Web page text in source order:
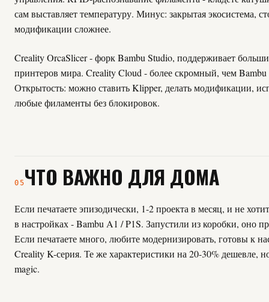
сам выставляет температуру. Минус: закрытая экосистема,
модификации сложнее.
Creality OrcaSlicer - форк Bambu Studio, поддерживает
принтеров мира. Creality Cloud - более скромный, чем Bambu
Открытость: можно ставить Klipper, делать модификации,
любые филаменты без блокировок.
05ЧТО ВАЖНО ДЛЯ ДОМА
Если печатаете эпизодически, 1-2 проекта в месяц, и не
в настройках - Bambu A1 / P1S. Запустили из коробки, оно
Если печатаете много, любите модернизировать, готовы к
Creality K-серия. Те же характеристики на 20-30% дешевле,
magic.